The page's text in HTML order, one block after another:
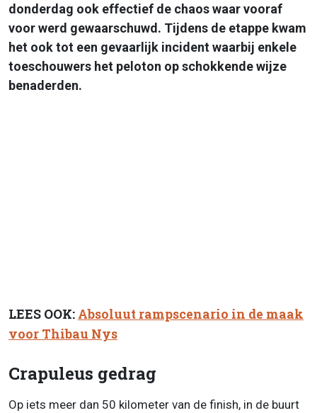
donderdag ook effectief de chaos waar vooraf
voor werd gewaarschuwd. Tijdens de etappe kwam
het ook tot een gevaarlijk incident waarbij enkele
toeschouwers het peloton op schokkende wijze
benaderden.
LEES OOK: Absoluut rampscenario in de maak
voor Thibau Nys
Crapuleus gedrag
Op iets meer dan 50 kilometer van de finish, in de buurt